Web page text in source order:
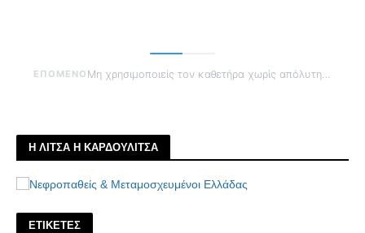
ΕΠΟΜΕΝΟ Μη χρησιμοποιείς τον καθετήρα χωρίς απόλυτη ανάγκη
Η ΛΙΤΣΑ Η ΚΑΡΔΟΥΛΙΤΣΑ
ΕΤΙΚΕΤΕΣ